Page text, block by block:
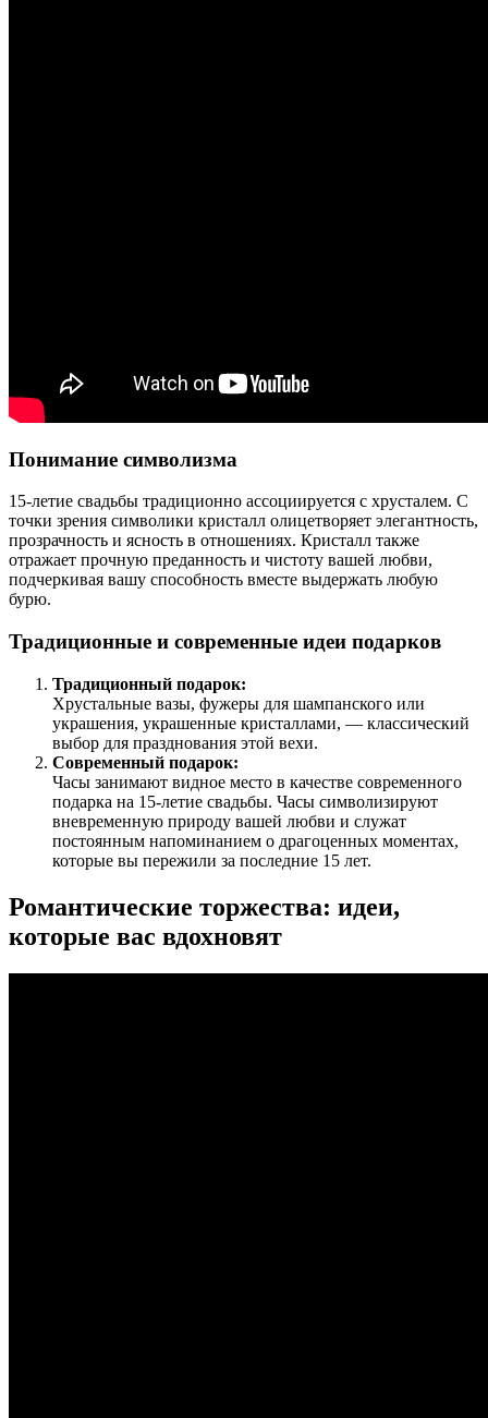
Понимание символизма
15-летие свадьбы традиционно ассоциируется с хрусталем. С
точки зрения символики кристалл олицетворяет элегантность,
прозрачность и ясность в отношениях. Кристалл также
отражает прочную преданность и чистоту вашей любви,
подчеркивая вашу способность вместе выдержать любую
бурю.
Традиционные и современные идеи подарков
Традиционный подарок:
Хрустальные вазы, фужеры для шампанского или
украшения, украшенные кристаллами, — классический
выбор для празднования этой вехи.
Современный подарок:
Часы занимают видное место в качестве современного
подарка на 15-летие свадьбы. Часы символизируют
вневременную природу вашей любви и служат
постоянным напоминанием о драгоценных моментах,
которые вы пережили за последние 15 лет.
Романтические торжества: идеи,
которые вас вдохновят